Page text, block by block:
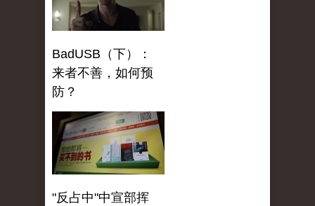
BadUSB（下）：
来者不善，如何预
防？
"反占中"中宣部挥